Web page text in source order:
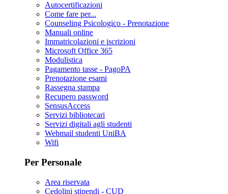
Autocertificazioni
Come fare per...
Counseling Psicologico - Prenotazione
Manuali online
Immatricolazioni e iscrizioni
Microsoft Office 365
Modulistica
Pagamento tasse - PagoPA
Prenotazione esami
Rassegna stampa
Recupero password
SensusAccess
Servizi bibliotecari
Servizi digitali agli studenti
Webmail studenti UniBA
Wifi
Per Personale
Area riservata
Cedolini stipendi - CUD